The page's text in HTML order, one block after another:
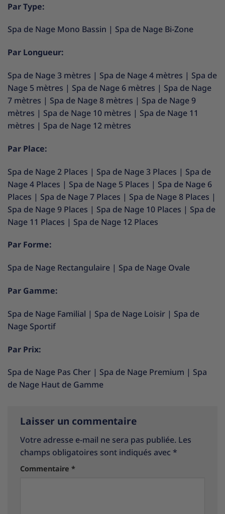
Par Type:
Spa de Nage Mono Bassin | Spa de Nage Bi-Zone
Par Longueur:
Spa de Nage 3 mètres | Spa de Nage 4 mètres | Spa de
Nage 5 mètres | Spa de Nage 6 mètres | Spa de Nage
7 mètres | Spa de Nage 8 mètres | Spa de Nage 9
mètres | Spa de Nage 10 mètres | Spa de Nage 11
mètres | Spa de Nage 12 mètres
Par Place:
Spa de Nage 2 Places | Spa de Nage 3 Places | Spa de
Nage 4 Places | Spa de Nage 5 Places | Spa de Nage 6
Places | Spa de Nage 7 Places | Spa de Nage 8 Places |
Spa de Nage 9 Places | Spa de Nage 10 Places | Spa de
Nage 11 Places | Spa de Nage 12 Places
Par Forme:
Spa de Nage Rectangulaire | Spa de Nage Ovale
Par Gamme:
Spa de Nage Familial | Spa de Nage Loisir | Spa de
Nage Sportif
Par Prix:
Spa de Nage Pas Cher | Spa de Nage Premium | Spa
de Nage Haut de Gamme
Laisser un commentaire
Votre adresse e-mail ne sera pas publiée. Les
champs obligatoires sont indiqués avec *
Commentaire *